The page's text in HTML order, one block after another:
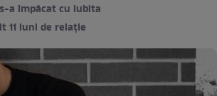
a împăcat cu iubita
11 luni de relație